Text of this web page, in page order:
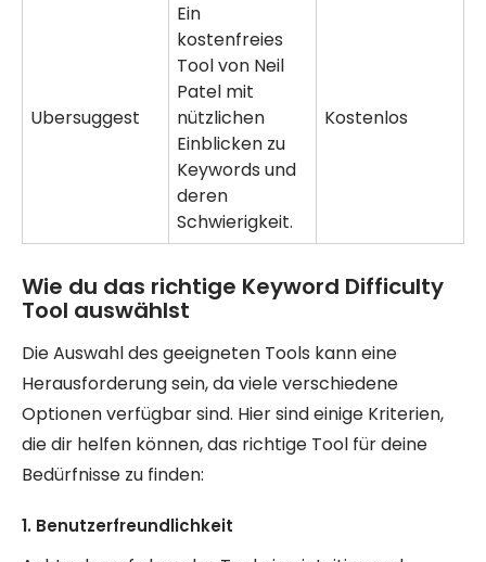
Ubersuggest
Ein
kostenfreies
Tool von Neil
Patel mit
nützlichen
Einblicken zu
Keywords und
deren
Schwierigkeit.
Kostenlos
Wie du das richtige Keyword Difficulty
Tool auswählst
Die Auswahl des geeigneten Tools kann eine
Herausforderung sein, da viele verschiedene
Optionen verfügbar sind. Hier sind einige Kriterien,
die dir helfen können, das richtige Tool für deine
Bedürfnisse zu finden:
1. Benutzerfreundlichkeit